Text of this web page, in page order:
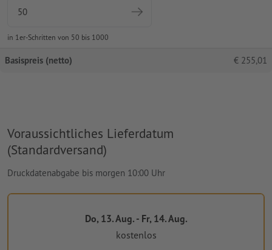
in 1er-Schritten von 50 bis 1000
Basispreis (netto) € 255,01
Voraussichtliches Lieferdatum
(Standardversand)
Druckdatenabgabe bis morgen 10:00 Uhr
Do, 13. Aug. - Fr, 14. Aug.
kostenlos